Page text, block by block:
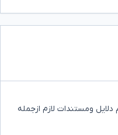
ومستندات لازم ازجمله